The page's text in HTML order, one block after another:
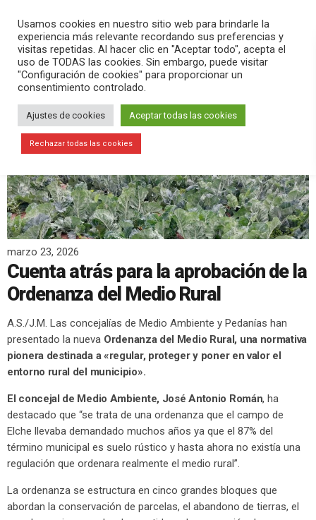
search menu pause PLAY
marzo 23, 2026
Cuenta atrás para la aprobación de la
Ordenanza del Medio Rural
A.S./J.M. Las concejalías de Medio Ambiente y Pedanías han
presentado la nueva Ordenanza del Medio Rural, una normativa
pionera destinada a «regular, proteger y poner en valor el
entorno rural del municipio».
El concejal de Medio Ambiente, José Antonio Román, ha
destacado que “se trata de una ordenanza que el campo de
Elche llevaba demandado muchos años ya que el 87% del
término municipal es suelo rústico y hasta ahora no existía una
regulación que ordenara realmente el medio rural”.
La ordenanza se estructura en cinco grandes bloques que
abordan la conservación de parcelas, el abandono de tierras, el
Usamos cookies en nuestro sitio web para brindarle la
experiencia más relevante recordando sus preferencias y
visitas repetidas. Al hacer clic en "Aceptar todo", acepta el
uso de TODAS las cookies. Sin embargo, puede visitar
"Configuración de cookies" para proporcionar un
consentimiento controlado.
Ajustes de cookies Aceptar todas las cookies
Rechazar todas las cookies